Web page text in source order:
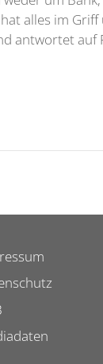
alles im
antwortet auf